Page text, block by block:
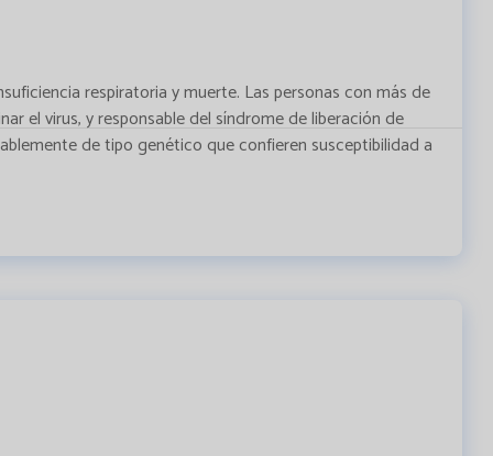
respiratoria y muerte. Las personas con más de
el virus, y responsable del síndrome de liberación de
de tipo genético que confieren susceptibilidad a